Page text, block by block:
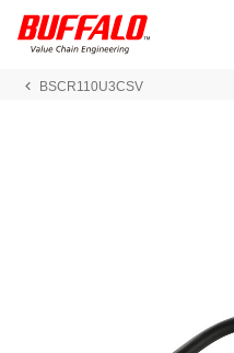
BSCR110U3CSV